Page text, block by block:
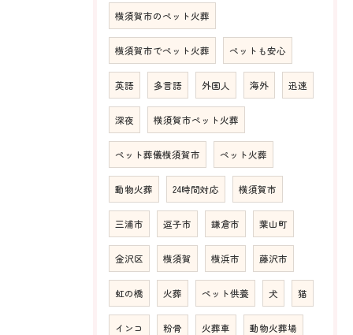
横須賀市のペット火葬
横須賀市でペット火葬 ペットも安心
英語 多言語 外国人 海外 迅速
深夜 横須賀市ペット火葬
ペット葬儀横須賀市 ペット火葬
動物火葬 24時間対応 横須賀市
三浦市 逗子市 鎌倉市 葉山町
金沢区 横須賀 横浜市 藤沢市
虹の橋 火葬 ペット供養 犬 猫
インコ 粉骨 火葬車 動物火葬場